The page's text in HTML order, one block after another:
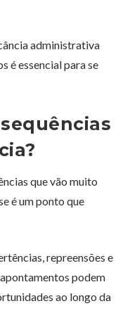
administrativa
é essencial para se
que vão muito
é um ponto que
repreensões e
podem
ao longo da